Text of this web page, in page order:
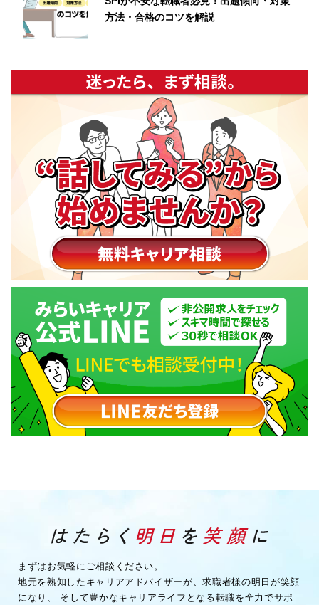
方法・合格のコツを解説
まずはお気軽にご相談ください。
地元を熟知したキャリアアドバイザーが、求職者様の明日が笑顔
になり、
そして豊かなキャリアライフとなる転職を全力でサポ